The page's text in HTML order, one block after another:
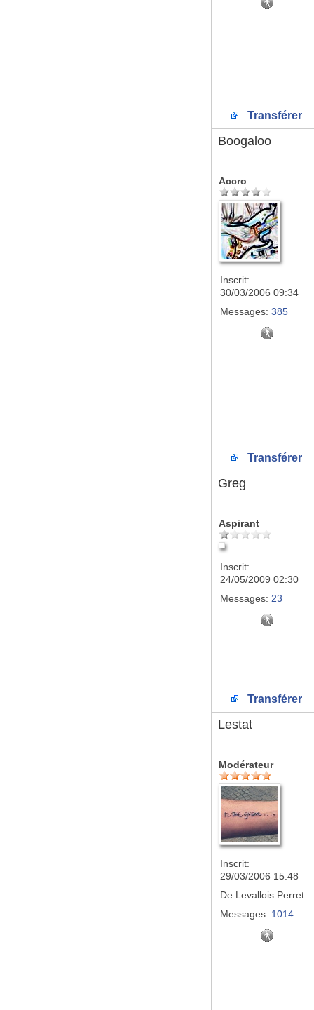
Transférer
Boogaloo
Accro
Inscrit:
30/03/2006 09:34
Messages: 385
Transférer
Greg
Aspirant
Inscrit:
24/05/2009 02:30
Messages: 23
Transférer
Lestat
Modérateur
Inscrit:
29/03/2006 15:48
De Levallois Perret
Messages: 1014